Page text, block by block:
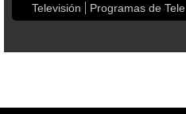
Televisión Programas de Tele